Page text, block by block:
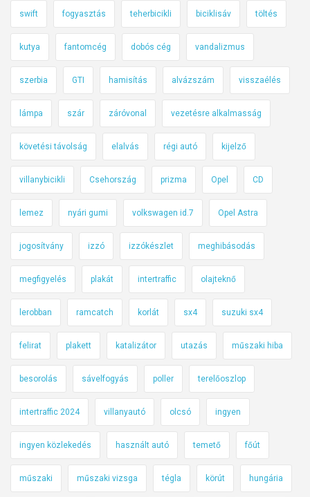
swift fogyasztás teherbicikli biciklisáv töltés
kutya fantomcég dobós cég vandalizmus
szerbia GTI hamisítás alvázszám visszaélés
lámpa szár záróvonal vezetésre alkalmasság
követési távolság elalvás régi autó kijelző
villanybicikli Csehország prizma Opel CD
lemez nyári gumi volkswagen id.7 Opel Astra
jogosítvány izzó izzókészlet meghibásodás
megfigyelés plakát intertraffic olajteknő
lerobban ramcatch korlát sx4 suzuki sx4
felirat plakett katalizátor utazás műszaki hiba
besorolás sávelfogyás poller terelőoszlop
intertraffic 2024 villanyautó olcsó ingyen
ingyen közlekedés használt autó temető főút
műszaki műszaki vizsga tégla körút hungária